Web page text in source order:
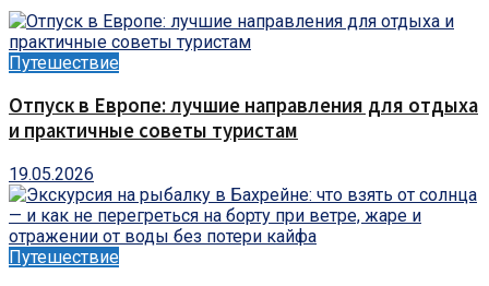
Путешествие
Отпуск в Европе: лучшие направления для отдыха
и практичные советы туристам
19.05.2026
Путешествие